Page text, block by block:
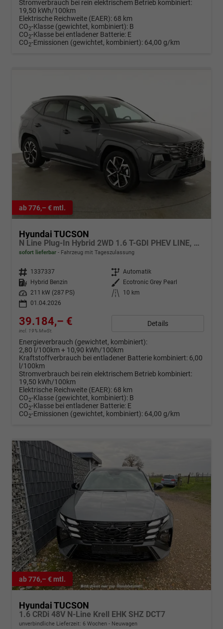
Stromverbrauch bei rein elektrischem Betrieb kombiniert:
19,50 kWh/100km
Elektrische Reichweite (EAER): 68 km
CO2-Klasse (gewichtet, kombiniert): B
CO2-Klasse bei entladener Batterie: E
CO2-Emissionen (gewichtet, kombiniert): 64,00 g/km
ab 776,– € mtl.
Hyundai TUCSON
N Line Plug-In Hybrid 2WD 1.6 T-GDI PHEV LINE, Navi, Kamera, Side, Winter
sofort lieferbar Fahrzeug mit Tageszulassung
Fahrzeugnr. 1337337 Getriebe Automatik
Kraftstoff
Hybrid Benzin Außenfarbe
Ecotronic Grey Pearl
Leistung
211 kW (287 PS) Kilometerstand
10 km
01.04.2026
39.184,– €
incl. 19% MwSt.
Details
Energieverbrauch (gewichtet, kombiniert):
2,80 l/100km + 10,90 kWh/100km
Kraftstoffverbrauch bei entladener Batterie kombiniert: 6,00
l/100km
Stromverbrauch bei rein elektrischem Betrieb kombiniert:
19,50 kWh/100km
Elektrische Reichweite (EAER): 68 km
CO2-Klasse (gewichtet, kombiniert): B
CO2-Klasse bei entladener Batterie: E
CO2-Emissionen (gewichtet, kombiniert): 64,00 g/km
ab 776,– € mtl.
Hyundai TUCSON
1.6 CRDi 48V N-Line Krell EHK SHZ DCT7
unverbindliche Lieferzeit: 6 Wochen Neuwagen